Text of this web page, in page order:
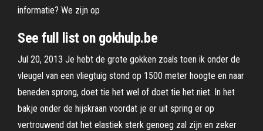
informatie? We zijn op
See full list on gokhulp.be
Jul 20, 2013 Je hebt de grote gokken zoals toen ik onder de
vleugel van een vliegtuig stond op 1500 meter hoogte en naar
beneden sprong, doet tie het wel of doet tie het niet. In het
bakje onder de hijskraan voordat je er uit spring er op
vertrouwend dat het elastiek sterk genoeg zal zijn en zeker